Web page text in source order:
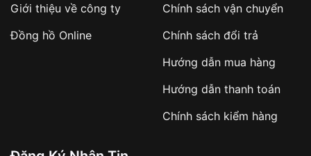
hàng
Số tiền còn lại thanh toán khi nhận hàng hoặc
✔️ Đảm bảo xử lý đơn hàng nhanh chóng
✔️ Hạn chế tình trạng hủy đơn không mong
Giới thiệu về công ty
Đồng hồ Online
Chính sách vận chuyển
Chính sách đổi trả
Hướng dẫn mua hàng
Hướng dẫn thanh toán
Chính sách kiểm hàng